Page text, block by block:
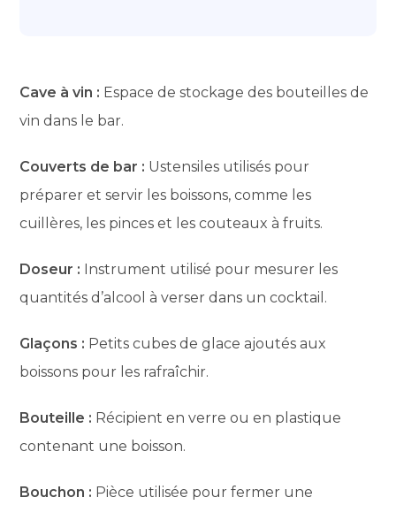
Cave à vin : Espace de stockage des bouteilles de
vin dans le bar.
Couverts de bar : Ustensiles utilisés pour
préparer et servir les boissons, comme les
cuillères, les pinces et les couteaux à fruits.
Doseur : Instrument utilisé pour mesurer les
quantités d’alcool à verser dans un cocktail.
Glaçons : Petits cubes de glace ajoutés aux
boissons pour les rafraîchir.
Bouteille : Récipient en verre ou en plastique
contenant une boisson.
Bouchon : Pièce utilisée pour fermer une